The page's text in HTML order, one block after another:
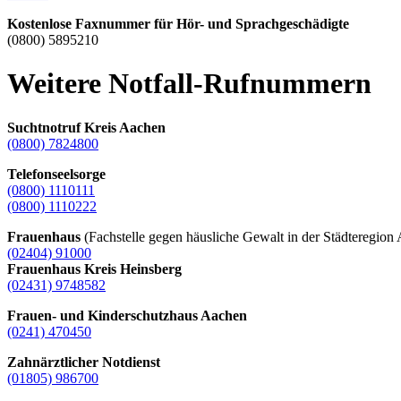
Kostenlose Faxnummer für Hör- und Sprachgeschädigte
(0800) 5895210
Weitere Notfall-Rufnummern
Suchtnotruf Kreis Aachen
(0800) 7824800
Telefonseelsorge
(0800) 1110111
(0800) 1110222
Frauenhaus (Fachstelle gegen häusliche Gewalt in der Städteregion
(02404) 91000
Frauenhaus Kreis Heinsberg
(02431) 9748582
Frauen- und Kinderschutzhaus Aachen
(0241) 470450
Zahnärztlicher Notdienst
(01805) 986700